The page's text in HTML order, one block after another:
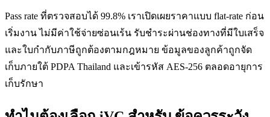
Pass rate ที่ตรวจสอบได้ 99.8% เราเปิดเผยราคาแบบ flat-rate ก่อน
เริ่มงาน ไม่มีค่าใช้จ่ายซ่อนเร้น รับชำระผ่านช่องทางที่มีใบเสร็จ
และใบกำกับภาษีถูกต้องตามกฎหมาย ข้อมูลของลูกค้าถูกจัด
เก็บภายใต้ PDPA Thailand และเข้ารหัส AES-256 ตลอดอายุการ
เก็บรักษา